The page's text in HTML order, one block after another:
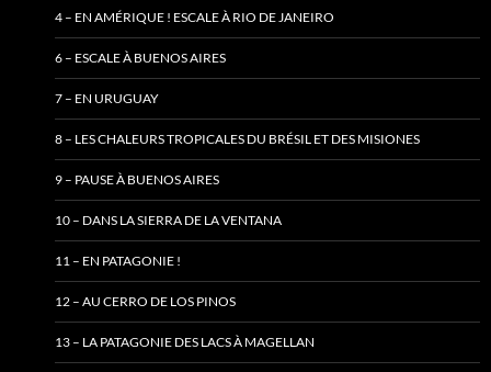
4 – EN AMÉRIQUE ! ESCALE À RIO DE JANEIRO
6 – ESCALE À BUENOS AIRES
7 – EN URUGUAY
8 – LES CHALEURS TROPICALES DU BRÉSIL ET DES MISIONES
9 – PAUSE À BUENOS AIRES
10 – DANS LA SIERRA DE LA VENTANA
11 – EN PATAGONIE !
12 – AU CERRO DE LOS PINOS
13 – LA PATAGONIE DES LACS À MAGELLAN